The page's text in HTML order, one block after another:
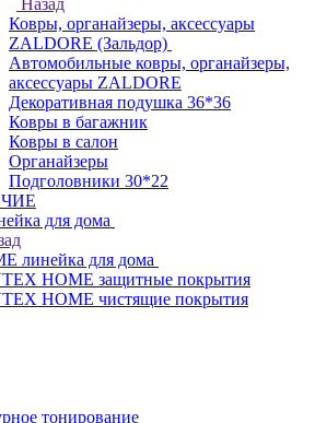
Назад
Ковры, органайзеры, аксессуары
ZALDORE (Зальдор)
Автомобильные ковры, органайзеры,
аксессуары ZALDORE
Декоративная подушка 36*36
Ковры в багажник
Ковры в салон
Органайзеры
Подголовники 30*22
для дома
линейка для дома
HOME защитные покрытия
HOME чистящие покрытия
тонирование